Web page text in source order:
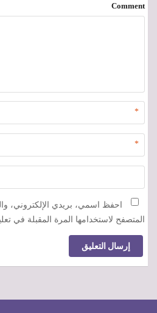
Comment
*
*
احفظ اسمي، بريدي الإلكتروني،
المتصفح لاستخدامها المرة المقبلة في
إرسال التعليق